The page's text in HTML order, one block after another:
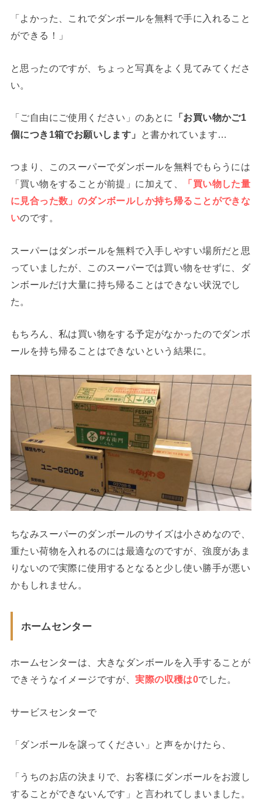
「よかった、これでダンボールを無料で手に入れること
ができる！」
と思ったのですが、ちょっと写真をよく見てみてくださ
い。
「ご自由にご使用ください」のあとに
「お買い物かご1
個につき1箱でお願いします」
と書かれています…
つまり、このスーパーでダンボールを無料でもらうには
「買い物をすることが前提」に加えて、
「買い物した量
に見合った数」のダンボールしか持ち帰ることができな
いのです。
スーパーはダンボールを無料で入手しやすい場所だと思
っていましたが、このスーパーでは買い物をせずに、ダ
ンボールだけ大量に持ち帰ることはできない状況でし
た。
もちろん、私は買い物をする予定がなかったのでダンボ
ールを持ち帰ることはできないという結果に。
ちなみスーパーのダンボールのサイズは小さめなので、
重たい荷物を入れるのには最適なのですが、強度があま
りないので実際に使用するとなると少し使い勝手が悪い
かもしれません。
ホームセンター
ホームセンターは、大きなダンボールを入手することが
できそうなイメージですが、実際の収穫は0でした。
サービスセンターで
「ダンボールを譲ってください」と声をかけたら、
「うちのお店の決まりで、お客様にダンボールをお渡し
することができないんです」と言われてしまいました。